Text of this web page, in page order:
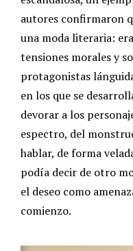
autores confirmaron
una moda literaria:
tensiones morales y
protagonistas
en los que se
devorar a los
espectro, del
hablar, de forma
podía decir de otro
el deseo como
comienzo.